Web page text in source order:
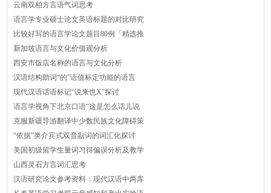
云南双柏方言语气词思考
语言学专业硕士论文英语标题的对比研究
比较好写的语言学论文题目80例「精选推
新加坡语言与文化价值观分析
西安市饭店名称的语言与文化分析
汉语结构助词“的”语值标定功能的语言
现代汉语话语标记“说来也X”探讨
语言学视角下北京口语“这是怎么话儿说
克服新疆导游翻译中少数民族文化障碍策
“依据”类介宾式双音副词的词汇化探讨
美国初级留学生量词习得偏误分析及教学
山西灵石方言词汇思考
汉语研究论文参考资料：现代汉语中两库